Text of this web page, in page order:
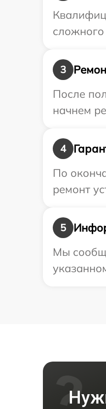
3
После
начнем
4
По
ремонт
5
Мы